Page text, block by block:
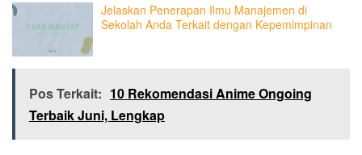
Jelaskan Penerapan Ilmu Manajemen di
Sekolah Anda Terkait dengan Kepemimpinan
Pos Terkait: 10 Rekomendasi Anime Ongoing
Terbaik Juni, Lengkap